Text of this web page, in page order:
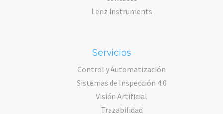
Lenz Instruments
Servicios
Control y Automatización
Sistemas de Inspección 4.0
Visión Artificial
Trazabilidad